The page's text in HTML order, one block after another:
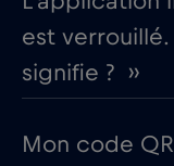
est verrouillé.
signifie ? ››
Mon code